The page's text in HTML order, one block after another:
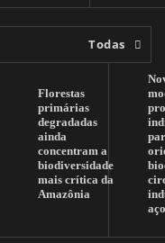
Todas
Florestas
primárias
degradadas
ainda
concentram a
biodiversidade
mais crítica da
Amazônia